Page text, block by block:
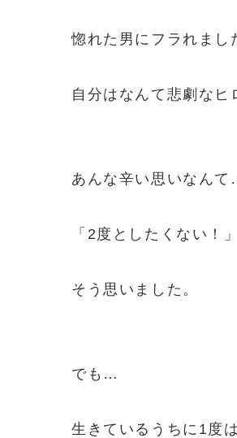
惚れた男にフラれまし
自分はなんて悲劇なヒ
あんな辛い思いなん
「2度としたくない！」
そう思いました。
でも…
生きているうちに1度